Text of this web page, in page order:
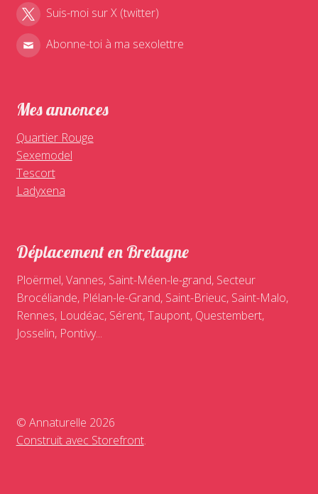
Suis-moi sur X (twitter)
Abonne-toi à ma sexolettre
Mes annonces
Quartier Rouge
Sexemodel
Tescort
Ladyxena
Déplacement en Bretagne
Ploërmel, Vannes, Saint-Méen-le-grand, Secteur
Brocéliande, Plélan-le-Grand, Saint-Brieuc, Saint-Malo,
Rennes, Loudéac, Sérent, Taupont, Questembert,
Josselin, Pontivy...
© Annaturelle 2026
Construit avec Storefront.